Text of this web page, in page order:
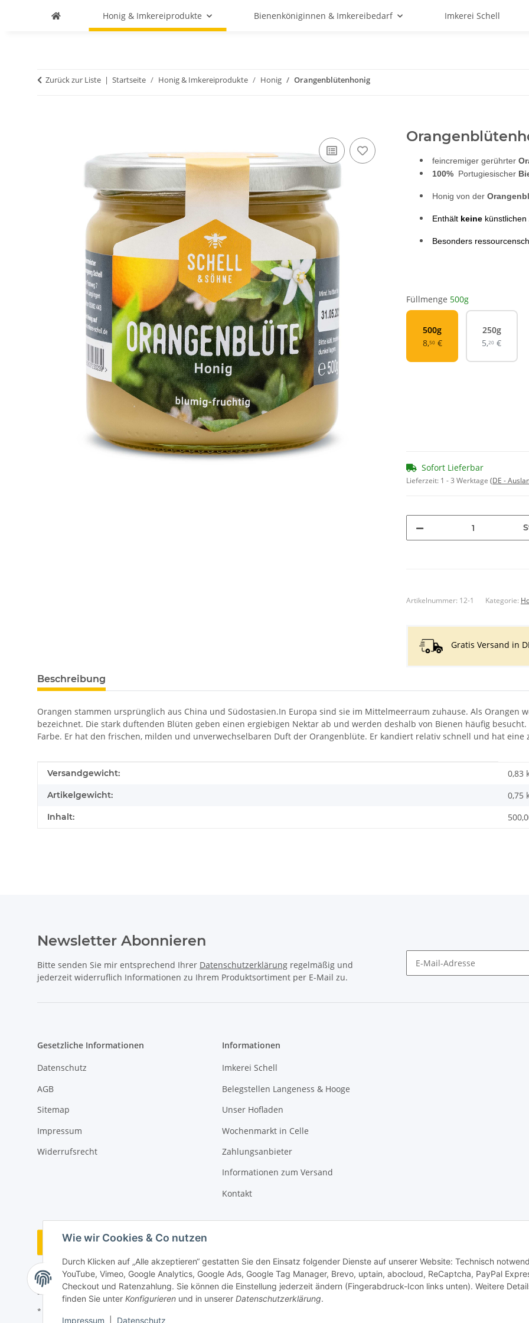
Wie wir Cookies & Co nutzen
Durch Klicken auf „Alle akzeptieren“ gestatten Sie den Einsatz folgender Dienste auf unserer Website: Technisch
YouTube, Vimeo, Google Analytics, Google Ads, Google Tag Manager, Brevo, uptain, abocloud, ReCaptcha, PayPal
Checkout und Ratenzahlung. Sie können die Einstellung jederzeit ändern (Fingerabdruck-Icon links unten). Weitere
finden Sie unter Konfigurieren und in unserer Datenschutzerklärung.
Impressum Datenschutz
Honig & Imkereiprodukte Bienenköniginnen & Imkereibedarf Imkerei Schell
Zurück zur Liste Startseite Honig & Imkereiprodukte Honig Orangenblütenhonig
feincremiger gerührter
100% Portugiesischer
Honig von der
Enthält keine künstlichen
Besonders
Füllmenge 500g
500g
500g
8,50€
250g
250g
5,20 €
Sofort Lieferbar
Lieferzeit: 1 - 3 Werktage (DE -
Artikelnummer: 12-1 Kategorie:
Gratis Versand in
Beschreibung
Orangen stammen ursprünglich aus China und Südostasien.In Europa sind sie im Mittelmeerraum zuhause. Als Orangen
bezeichnet. Die stark duftenden Blüten geben einen ergiebigen Nektar ab und werden deshalb von Bienen häufig
Farbe. Er hat den frischen, milden und unverwechselbaren Duft der Orangenblüte. Er kandiert relativ schnell und hat eine
Produkteigenschaft
Wert
Versandgewicht: 0,83
Artikelgewicht: 0,75
Inhalt:
Newsletter Abonnieren
Bitte senden Sie mir entsprechend Ihrer Datenschutzerklärung regelmäßig und
jederzeit widerruflich Informationen zu Ihrem Produktsortiment per E-Mail zu.
Gesetzliche Informationen
Datenschutz
AGB
Sitemap
Impressum
Widerrufsrecht
Informationen
Imkerei Schell
Belegstellen Langeness & Hooge
Unser Hofladen
Wochenmarkt in Celle
Zahlungsanbieter
Informationen zum Versand
Kontakt
Vertrag widerrufen
* Alle Preise inkl. gesetzlicher USt., zzgl.